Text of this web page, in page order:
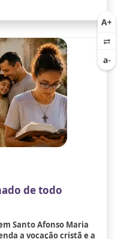
de todo
Santo Afonso Maria
a vocação cristã e a